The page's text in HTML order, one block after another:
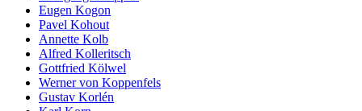
Eugen Kogon
Pavel Kohout
Annette Kolb
Alfred Kolleritsch
Gottfried Kölwel
Werner von Koppenfels
Gustav Korlén